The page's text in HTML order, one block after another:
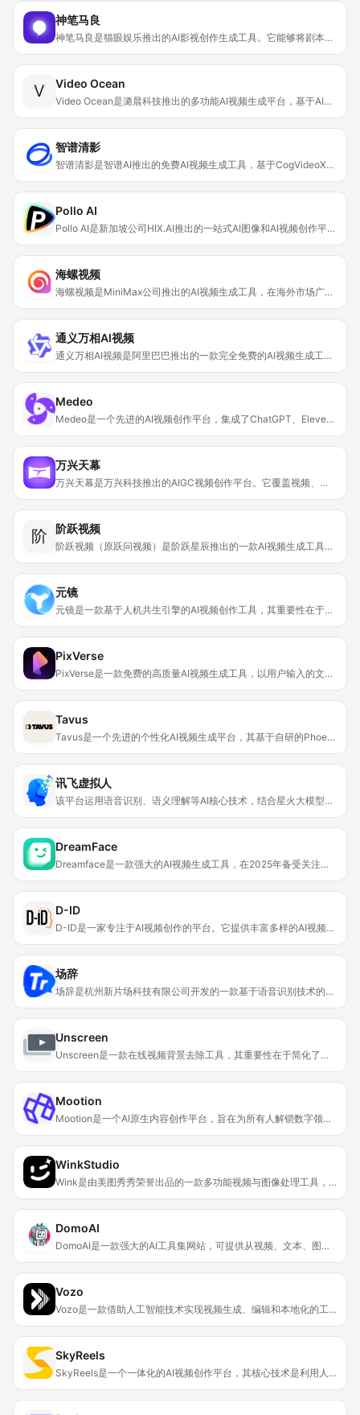
神笔马良
神笔马良是猫眼娱乐推出的AI影视创作生成工具。它能够将剧本快速转化为动态故事板，这在影视创作前期能显著提升效率。其重要性在于能够让创作者提前预览作品的整体效果，便于进行修改和完善。该产品的主要优点包括智能分析剧本、生成人物小传和AI画像、自动生成动态分镜以及角色配音和背景音乐等功能，能增强剧本的视听效果。在安全性上，实施严格的访问控制和内部管理措施，确保剧本的原创性和保密性。目前产品处于内测阶段，可访问产品官网申请内测体验，定价暂未公布。其定位是服务于影视创作行业，适用于项目提报、创投路演、创意阐释、剧本会议和分镜设计等多个场景。
V Video Ocean
Video Ocean是潞晨科技推出的多功能AI视频生成平台，基于AI技术为用户提供低门槛、高自由度的视频创作解决方案。平台支持文生视频、图生视频和角色生视频三大核心功能，可满足不同用户的创意需求，无论是模拟真实场景还是构建超现实画面都能轻松实现。目前该平台免费向用户开放，用户可访问官方网站获取体验名额，旨在帮助不同背景的视频创作者快速将创意转化为实际的视频作品。
智谱清影
智谱清影是智谱AI推出的免费AI视频生成工具，基于CogVideoX模型，融合文本、时间与空间要素，能提升视频连贯性与逻辑一致性。其重要性在于为不同领域的用户提供了高效、便捷的视频生成解决方案，大大节省了视频制作的时间和成本。主要优点包括高效快速，30秒即可生成10秒、4K、60帧视频；功能丰富，支持文生视频、图生视频，有多种风格和背景音乐可选；还支持API调用，方便企业和开发者集成使用。目前该产品免费开放，定位为满足个人创作和专业制作等多场景的视频生成需求。
Pollo AI
Pollo AI是新加坡公司HIX.AI推出的一站式AI图像和AI视频创作平台，旨在通过AI技术降低视频创作门槛。它上线了Google的Veo 3模型，并推出Veo 3 API。其主要优点在于功能丰富，涵盖从文本、图像生成视频，视频风格转换，以及多种图像和视频工具，能满足不同用户的创作需求。价格方面未提及，定位为面向各类创作者、品牌方等提供高效、便捷的创作服务平台。
海螺视频
海螺视频是MiniMax公司推出的AI视频生成工具，在海外市场广受欢迎，被认为在AI视频领域具有领先水平。其操作简单，支持多种风格和场景生成，已成为内容创作者和社交媒体用户的强大助手。目前可免费体验AI视频生成功能，最新定价以官网信息为准。该工具的重要性在于为用户提供了便捷、高效的视频创作途径，降低了视频制作门槛。其主要优点包括功能丰富，能满足多样化的视频创作需求；生成的视频效果逼真，情感表达能力强；具有内容审核机制，确保生成内容合规。
通义万相AI视频
通义万相AI视频是阿里巴巴推出的一款完全免费的AI视频生成工具。产品定位为降低AI视频创作门槛，让不同领域的用户都能轻松制作出高品质的视频。其重要性在于为影视制作、动画设计等行业带来了新的创作方式和效率提升。主要优点包括支持文生视频和图生视频两种模式，能生成具有影视级画面质感的高清视频，支持多种艺术风格，对中式元素有优化表现，还支持多语言输入、具备灵感扩写和音频生成功能等。
Medeo
Medeo是一个先进的AI视频创作平台，集成了ChatGPT、ElevenLabs、KLING、火山引擎等前沿AI模型。其重要性在于它极大地简化了视频创作流程，让视频制作变得简单高效。主要优点有：能帮助创作者轻松将创意转化为专业视频，支持多场景应用，满足企业宣传、教育视频、社交媒体等需求。目前页面未提及价格信息，其定位为助力各类创作者和企业快速生成高质量视频的工具。
万兴天幕
万兴天幕是万兴科技推出的AIGC视频创作平台。它覆盖视频、图片及音频生成三大领域，为传媒、影视后期、设计、广告营销等行业工作者打造一站式专业创作解决方案。其优点在于能满足多样化创作需求，可进行文生视频、图生视频、视频续写以及文生音乐等多种操作，还有丰富的灵感社区激发创作灵感，提升内容创作效率和质量。背景方面，随着AI技术在创作领域的应用日益广泛，万兴科技顺势推出该平台，以满足创作者对高效、专业创作工具的需求。关于价格，文档未提及。
阶 阶跃视频
阶跃视频（原跃问视频）是阶跃星辰推出的一款AI视频生成工具。它支持多种视频创作主题，能给用户带来丰富的视频创作选择。其重要性在于为用户提供了便捷的视频生成方式，降低了视频创作门槛。主要优点包括支持多种主题创作、提供视频描述优化服务，能帮助用户更准确地生成视频。目前该工具已开放内测体验，暂未提及价格信息，其定位是服务于有视频创作需求的各类人群，无论是教育、创意领域，还是娱乐、营销方面都适用。
元镜
元镜是一款基于人机共生引擎的AI视频创作工具，其重要性在于能高效地把创意灵感转化为成品视频。产品背景是为满足多行业对视频创作高效性的需求而生。它具有自动化脚本生成、角色风格统一、多模态融合和智能工作流等功能，这些优点能大幅提升创作效率，满足短视频、广告、教育、影视等多行业需求。该产品定价分为黄金会员（179元/月，每月获1300积分，可生成4680张分镜图或65个5秒分镜视频，单个视频最长60秒，有快速生成通道，成片无水印，优先体验新功能，支持高品质视频生成与图片画质增强）、铂金会员（349元/月，每月获2600积分，可生成9360张分镜图或130个5秒分镜视频，单个视频最长60秒，专享快速生成通道，包含黄金会员所有功能）、钻石会员（829元/月，每月获6500积分，可生成23400张分镜图或325个5秒分镜视频，单个视频最长60秒，专享快速生成通道，包含铂金会员所有功能）。
PixVerse
PixVerse是一款免费的高质量AI视频生成工具，以用户输入的文本提示为基础，能够生成各种风格如动漫、写实、3D等的高清逼真视频。其重要性在于为视频创作提供了新的方式，极大地降低了视频制作的门槛和成本。用户只需简单描述创意，就能轻松获得所需视频作品。该产品支持免费体验，付费信息以官网为准，主要面向内容创作者、广告营销人员、教育工作者、学生、动画和游戏设计师等，致力于帮助用户高效、便捷地将创意转化为令人惊叹的视觉效果。
Tavus
Tavus是一个先进的个性化AI视频生成平台，其基于自研的Phoenix 2模型和对话式视频接口（CVI），核心技术领先。它能实现接近人类的自然交互和实时对话，且提供API和开发者工具，方便企业在营销、教育和客户服务等场景快速部署AI视频产品。该平台不仅提升了用户体验，还确保了数字克隆的安全和合规使用。不过，页面未提及产品价格信息。平台定位为助力企业和开发者高效利用AI视频技术，推动各行业的创新应用。
讯飞虚拟人
该平台运用语音识别、语义理解等AI核心技术，结合星火大模型，为用户提供虚拟数字人全栈式服务。其重要性在于能实现多行业全方位赋能升级，满足不同场景应用需求。主要优点包括一站式音视频生产、多种克隆定制方式、多平台支持等。背景是科大讯飞作为AI领域知名企业的技术积累。价格方面未提及，定位是为各行业提供虚拟数字人相关服务，助力业务升级。
DreamFace
Dreamface是一款强大的AI视频生成工具，在2025年备受关注。它为全球用户提供简单便捷的方式来创建视频、照片。产品优势显著，无需演员和复杂设备，只需输入文本或音频，就能利用AI生成高质量视频、图像。其拥有丰富的模板和多样的功能，能满足不同场景需求。价格方面，虽文中未明确说明，但从部分用户评价‘值得付费’推测，有付费使用模式。产品定位为让用户轻松发挥创意，随时随地制作各类视频和照片。
D-ID
D-ID是一家专注于AI视频创作的平台。它提供丰富多样的AI视频解决方案，涵盖从AI头像创建到视频翻译、营销活动等多个领域。平台以其强大的可视化AI能力，能够为企业和开发者提供定制化的数字人解决方案。D-ID的重要性在于其通过人工智能技术，极大地提升了视频创作的效率和质量，为各行业提供了创新的内容展示方式。产品优点包括易于集成的API、支持实时流动画、能够创建逼真的AI头像和对话式AI代理等。平台定位为企业和开发者提供专业的AI视频创作和解决方案，价格方面，提供免费试用，具体付费方案需根据不同的使用场景和需求确定。
场辞
场辞是杭州新片场科技有限公司开发的一款基于语音识别技术的视频字幕制作软件。其定位是帮助创作者提高视频字幕制作效率，节省时间和精力。该软件的主要优点在于高效准确，最快5分钟即可完成1小时视频的字幕制作，准确率高达97.5%。它集成了行业领先的语音识别技术，操作简单，拥有丰富的功能，无论是自媒体创作者、电视台工作人员还是在线教育从业者等都能借助它轻松完成字幕制作工作。页面未提及该软件的价格信息。
Unscreen
Unscreen是一款在线视频背景去除工具，其重要性在于简化了视频制作流程，让用户无需复杂的绿幕和抠像技术就能轻松去除视频背景。主要优点包括100%自动分析视频、生成高质量结果、操作简单、准确性高。产品背景方面，它解决了以往制作无背景视频需要复杂且繁琐技术的难题。该工具基础版免费使用，也有付费的Pro版本，定位是面向广大视频制作和处理需求的用户群体，从个人创作者到专业制作团队都适用。
Mootion
Mootion是一个AI原生内容创作平台，旨在为所有人解锁数字领域的创造力，将专业工作流程转变为通用过程。它构建了一个涵盖3D、视频、动画、游戏等的AI驱动创意中心，可激发创造力、促进分享和协作。平台具有强大的AI和便捷的创作功能，支持多语言。产品免费版提供200积分，付费版可生成和享受更多内容。其定位是为全球创作者提供一个易于使用的内容创作平台，适合不同领域和水平的创作者。
WinkStudio
Wink是由美图秀秀荣誉出品的一款多功能视频与图像处理工具，涵盖桌面端、网页版和移动版。该产品专为视频内容创作者和有图像、视频处理需求的用户设计，为他们提供了一系列强大且实用的功能。主要功能包括画质修复、视频人像精修、视频剪辑等，并拥有丰富的AI工具集。其重要性在于它能帮助用户轻松解决视频和图像在画质、美容、剪辑等方面的问题，实现高质量的创作。产品具有操作简单、功能丰富、高效等优点，能让不同水平的用户都能轻松打造出专业级的作品。目前文档未提及价格相关信息，推测支持免费试用。
DomoAI
DomoAI是一款强大的AI工具集网站，可提供从视频、文本、图像生成动画和图像的多种功能。其重要性在于为创作者提供了一站式的创意解决方案，满足多样化的创作需求。主要优点包括操作简单，能快速生成符合个性化风格的内容，且支持多种创意转化形式。产品背景方面，它受到众多创作者和领先公司的信赖。价格上，新用户可免费使用并获得15个一次性积分，用完后可选择继续使用免费版或升级为付费订阅，付费订阅有不同上传积分的月付和年付计划。该产品定位为艺术、设计和娱乐工作流程的综合工具包。
Vozo
Vozo是一款借助人工智能技术实现视频生成、编辑和本地化的工具。其重要性在于打破了地域和语言的限制，让视频内容能够轻松触达全球受众。产品主要优点包括：快速高效，操作简便，无需专业工作室即可完成高质量视频的制作；具有准确的上下文感知翻译、真实自然的语音配音、逼真的唇形同步以及自动生成字幕等功能。产品背景为Honeybee Technology Ltd于2025年推出的一款助力视频内容全球化的工具。价格方面，提供免费使用机会，具体付费方案可查看其Pricing页面。产品定位是为全球各类视频创作者和企业提供便捷的视频处理解决方案。
SkyReels
SkyReels是一个一体化的AI视频创作平台，其核心技术是利用人工智能算法，可根据用户输入的文字描述迅速生成视频内容。该产品具有操作便捷、功能强大等特点。其主要优点在于只需一键操作，就能将用户的想法转化为完整视频，大大节省了视频创作的时间和成本。SkyReels的产品定位是面向广大有视频创作需求的用户，无论是专业创作者还是普通爱好者，都能借助其完成视频创作。网站提到登录可获得免费积分，但未提及具体价格信息。